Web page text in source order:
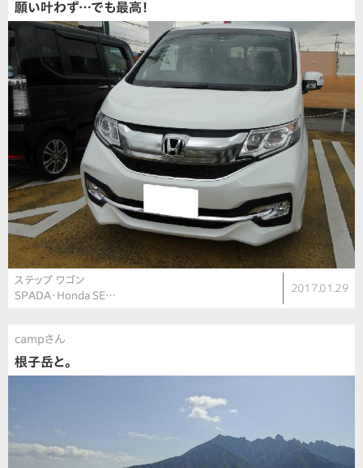
願い叶わず…でも最高！
ステップ ワゴン
SPADA・Honda SE…
2017.01.29
campさん
根子岳と。